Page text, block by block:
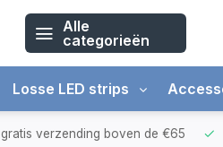
Alle
categorieën
Losse LED strips
gratis verzending boven de €65